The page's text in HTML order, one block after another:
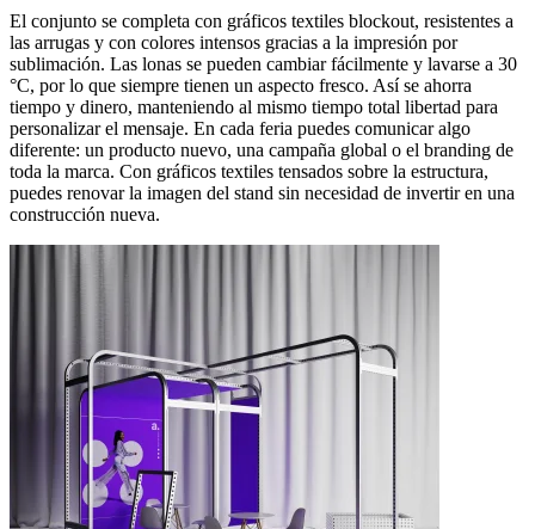
El conjunto se completa con gráficos textiles blockout, resistentes a
las arrugas y con colores intensos gracias a la impresión por
sublimación. Las lonas se pueden cambiar fácilmente y lavarse a 30
°C, por lo que siempre tienen un aspecto fresco. Así se ahorra
tiempo y dinero, manteniendo al mismo tiempo total libertad para
personalizar el mensaje. En cada feria puedes comunicar algo
diferente: un producto nuevo, una campaña global o el branding de
toda la marca. Con gráficos textiles tensados sobre la estructura,
puedes renovar la imagen del stand sin necesidad de invertir en una
construcción nueva.